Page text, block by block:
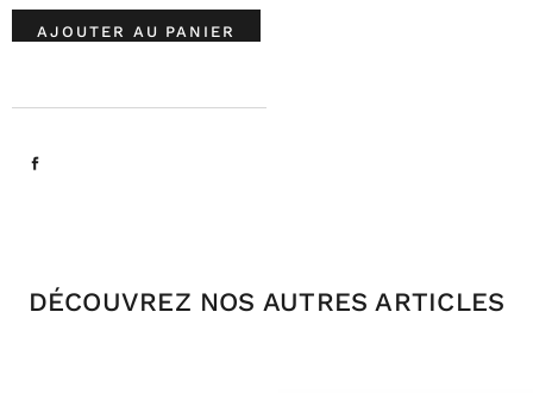
AJOUTER AU PANIER
DÉCOUVREZ NOS AUTRES ARTICLES